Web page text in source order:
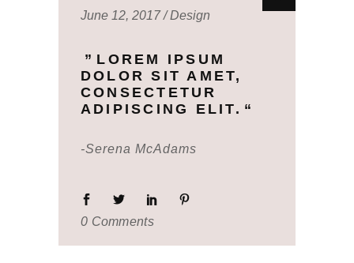
June 12, 2017 Design
LOREM IPSUM
DOLOR SIT AMET,
CONSECTETUR
ADIPISCING ELIT.
-Serena McAdams
0 Comments